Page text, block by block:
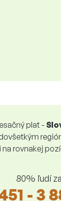
plat -
rovnakej
80% ľudí
- 3